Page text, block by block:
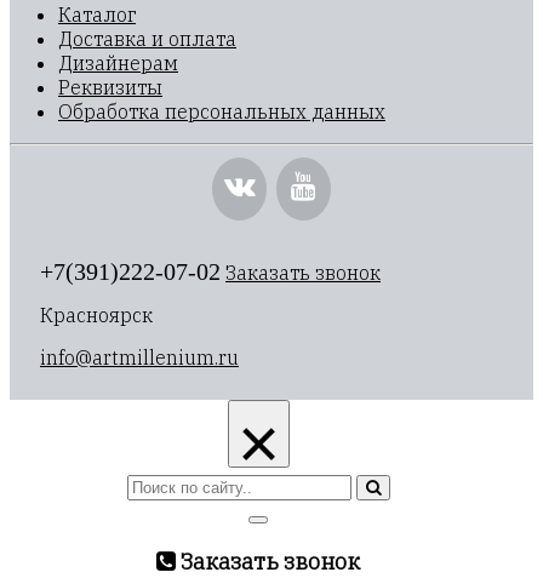
Каталог
Доставка и оплата
Дизайнерам
Реквизиты
Обработка персональных данных
+7(391)222-07-02 Заказать звонок
Красноярск
info@artmillenium.ru
×
Заказать звонок